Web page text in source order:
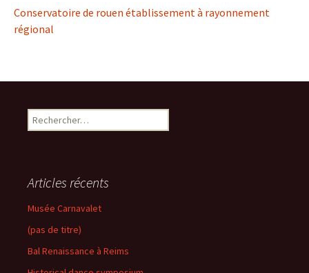
Conservatoire de rouen établissement à rayonnement
régional
Rechercher :
Articles récents
Musée Carnavalet
(pas de titre)
Bal Renaissance à Reims